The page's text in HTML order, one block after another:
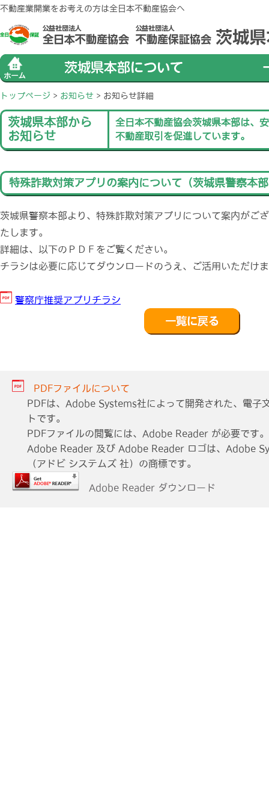
不動産業開業をお考えの方は全日本不動産協会へ
トップページ > お知らせ > お知らせ詳細
茨城県本部から
お知らせ
全日本不動産協会茨城県本部は、
不動産取引を促進しています。
特殊詐欺対策アプリの案内について（茨城県警察本
茨城県警察本部より、特殊詐欺対策アプリについて案内がご
たします。
詳細は、以下のＰＤＦをご覧ください。
チラシは必要に応じてダウンロードのうえ、ご活用いただけ
警察庁推奨アプリチラシ
PDFファイルについて
PDFは、Adobe Systems社によって開発された、電子
トです。
PDFファイルの閲覧には、Adobe Reader が必要です。
Adobe Reader 及び Adobe Reader ロゴは、Adobe
（アドビ システムズ 社）の商標です。
Adobe Reader ダウンロード